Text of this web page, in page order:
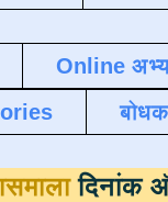
Online